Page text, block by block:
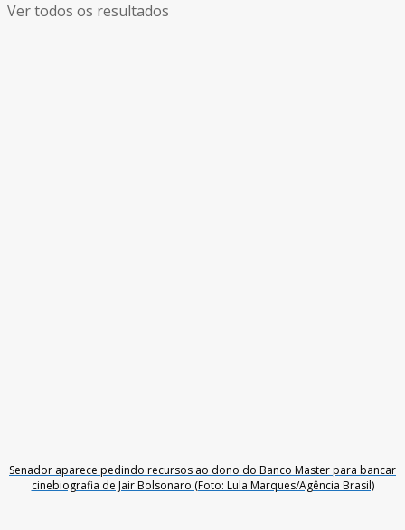
Ver todos os resultados
Senador aparece pedindo recursos ao dono do Banco Master para bancar
cinebiografia de Jair Bolsonaro (Foto: Lula Marques/Agência Brasil)